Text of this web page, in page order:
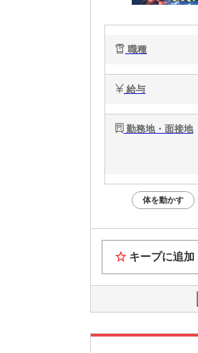
職種
給与
勤務地・面接地
体を動かす
キープに追加